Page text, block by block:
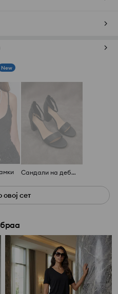
New
Сандали на дебела потпетица со кожен влошок
овој сет